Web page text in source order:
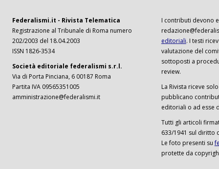
Federalismi.it - Rivista Telematica
Registrazione al Tribunale di Roma numero
202/2003 del 18.04.2003
ISSN 1826-3534
Società editoriale federalismi s.r.l.
Via di Porta Pinciana, 6 00187 Roma
Partita IVA 09565351005
amministrazione@federalismi.it
I contributi devono
editoriali. I testi
valutazione del
sottoposti a
review.
La Rivista riceve
pubblicano
editoriali o ad esse
Tutti gli articoli
633/1941 sul diritto
Le foto presenti su
protette da